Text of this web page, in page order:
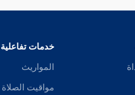
خدمات تفاعلية
المواريث
مواقيت الصلاة